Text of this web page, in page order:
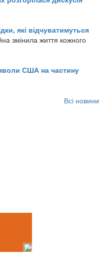
які відчуватимуться
змінила життя кожного
США на частину
Всі новини